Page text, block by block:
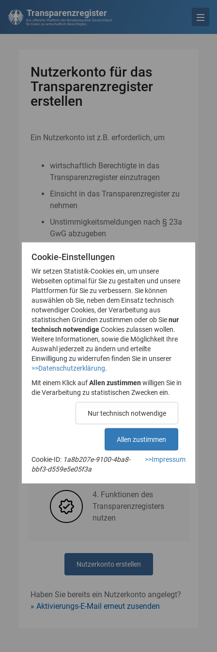
Transparenzregister
Die offizielle Plattform der Bundesrepublik Deutschland
für Daten zu wirtschaftlich Berechtigten
Nutzerkonto für das
Transparenzregister
erstellen
Ein Nutzerkonto ist z.B. erforderlich, um
wirtschaftlich Berechtigte in das
Transparenzregister einzutragen
Einsicht in das Transparenzregister zu
nehmen
Unstimmigkeitsmeldungen nach § 23a
GwG abzugeben
GwG zu stellen
So legen Sie Ihr Nutzerkonto für
das Transparenzregister an
(Registrierung):
1. Nutzerkonto erstellen
des Nutzerkontos
bestätigen
3. Nutzerdaten angeben
4. Funktionen des
Transparenzregisters
nutzen
Nutzerkonto erstellen
Haben Sie bereits ein Nutzerkonto angelegt?
Aktivierungs-E-Mail erneut zusenden
Cookie-Einstellungen
Wir setzen Statistik-Cookies ein, um unsere
Webseiten optimal für Sie zu gestalten und unsere
Plattformen für Sie zu verbessern. Sie können
auswählen ob Sie, neben dem Einsatz technisch
notwendiger Cookies, der Verarbeitung aus
statistischen Gründen zustimmen oder ob Sienur
technisch notwendigeCookies zulassen wollen.
Weitere Informationen, sowie die Möglichkeit Ihre
Auswahl jederzeit zu ändern und erteilte
Einwilligung zu widerrufen finden Sie in unserer
>>Datenschutzerklärung
Mit einem Klick auf Allen zustimmen willigen Sie in
die Verarbeitung zu statistischen Zwecken ein.
Nur technisch notwendige
Allen zustimmen
Cookie-ID: 1a8b207e-9100-4ba8-
bbf3-d559e5e05f3a
>>Impressum